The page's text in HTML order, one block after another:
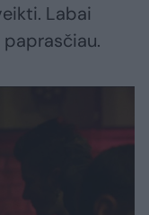
Labai